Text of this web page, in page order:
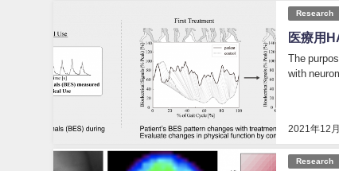
Research
医療用
2021年12
The
with
Research